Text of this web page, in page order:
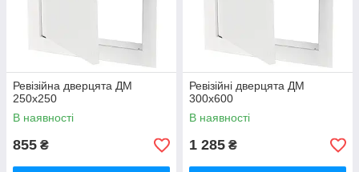
Ревізійна дверцята ДМ
250х250
В наявності
855 ₴
Ревізійні дверцята ДМ
300х600
В наявності
1 285 ₴